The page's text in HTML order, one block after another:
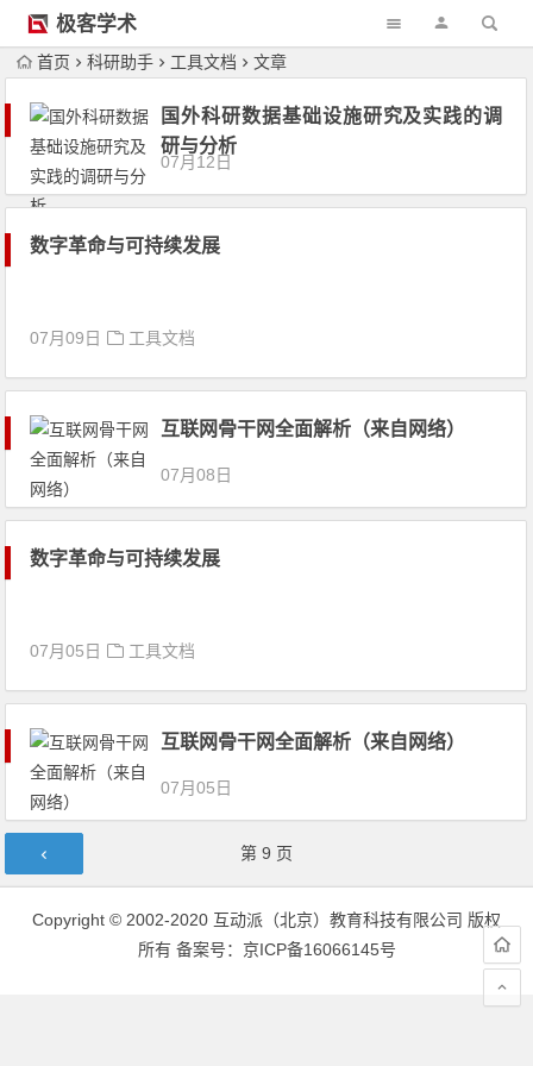
极客学术
首页 科研助手 工具文档 文章
国外科研数据基础设施研究及实践的调
研与分析
07月12日
数字革命与可持续发展
07月09日 工具文档
互联网骨干网全面解析（来自网络）
07月08日
数字革命与可持续发展
07月05日 工具文档
互联网骨干网全面解析（来自网络）
07月05日
文章导航 第 9 页
Copyright © 2002-2020 互动派（北京）教育科技有限公司 版权
所有 备案号：京ICP备16066145号